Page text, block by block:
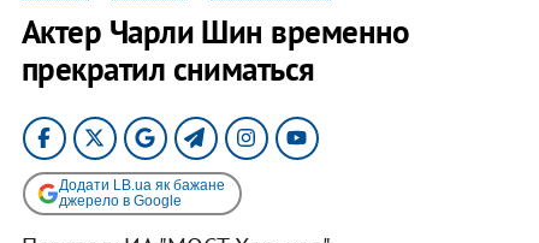
Актер Чарли Шин временно
прекратил сниматься
Додати LB.ua як бажане
джерело в Google